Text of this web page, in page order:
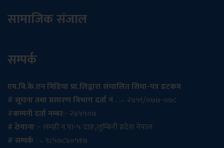
सामाजिक संजाल
सम्पर्क
एम.बि.के.एन मिडिया प्रा.लिद्वारा संचालित सिधा-पत्र डटकम
# सूचना तथा प्रसारण विभाग दर्ता नं . :– २४५९/०७७-०७८
#कम्पनी दर्ता नम्बर:- २४५५०७
# ठेगाना:- लमही न.पा-५ दाङ,लुम्बिनी प्रदेश नेपाल
# सम्पर्क: – ९८५७८४०५१७